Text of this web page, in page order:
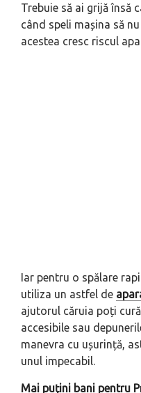
Trebuie să ai grijă însă
când speli mașina să
acestea cresc riscul
Iar pentru o spălare
utiliza un astfel de
ajutorul căruia poți
accesibile sau
manevra cu ușurință,
unul impecabil.
Mai puțini bani pentru